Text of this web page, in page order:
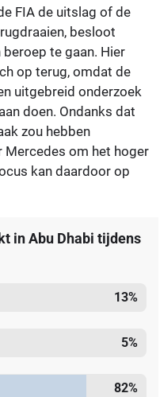
FIA de uitslag of de
besloot
te gaan. Hier
op terug, omdat de
uitgebreid onderzoek
doen. Ondanks dat
zou hebben
Mercedes om het hoger
kan daardoor op
in Abu Dhabi tijdens
13%
5%
82%